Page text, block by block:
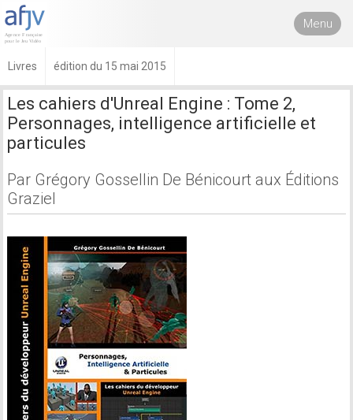
Menu
Livres édition du 15 mai 2015
Les cahiers d'Unreal Engine : Tome 2,
Personnages, intelligence artificielle et
particules
Par Grégory Gossellin De Bénicourt aux Éditions
Graziel